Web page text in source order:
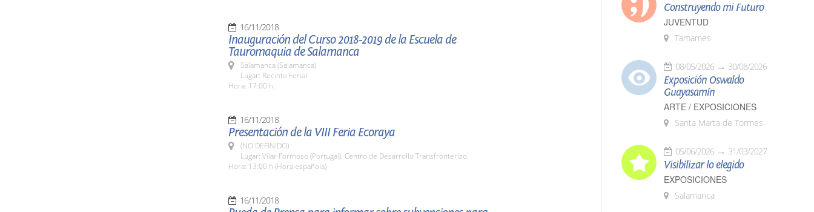
16/11/2018
Inauguración del Curso 2018-2019 de la Escuela de
Tauromaquia de Salamanca
Salamanca (Salamanca)
Lugar: Recinto Ferial
Hora: 17:00 h.
16/11/2018
Presentación de la VIII Feria Ecoraya
(NO DEFINIDO)
Lugar: Vilar Formoso (Portugal). Centro de Desarrollo Transfronterizo.
Hora: 13:00 h (Hora española)
16/11/2018
Construyendo mi Futuro
JUVENTUD
Tamames
08/05/2026 30/08/2026
Exposición Oswaldo
Guayasamín
ARTE / EXPOSICIONES
Santa Marta de Tormes
05/06/2026 31/03/2027
Visibilizar lo elegido
EXPOSICIONES
Salamanca